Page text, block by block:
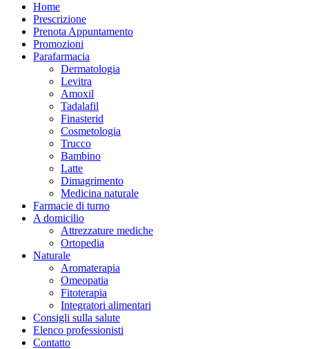
Home
Prescrizione
Prenota Appuntamento
Promozioni
Parafarmacia
Dermatologia
Levitra
Amoxil
Tadalafil
Finasterid
Cosmetologia
Trucco
Bambino
Latte
Dimagrimento
Medicina naturale
Farmacie di turno
A domicilio
Attrezzature mediche
Ortopedia
Naturale
Aromaterapia
Omeopatia
Fitoterapia
Integratori alimentari
Consigli sulla salute
Elenco professionisti
Contatto